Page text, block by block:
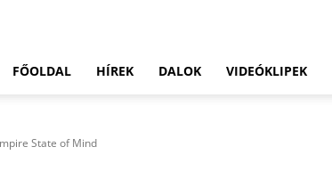
FŐOLDAL HÍREK DALOK VIDEÓKLIPEK
State of Mind